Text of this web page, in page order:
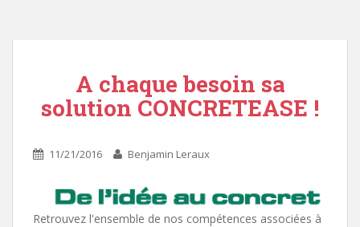
A chaque besoin sa
solution CONCRETEASE !
11/21/2016 Benjamin Leraux
Retrouvez l'ensemble de nos compétences associées à